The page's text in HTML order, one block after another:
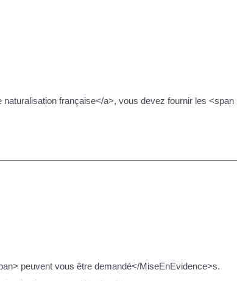
française</a>, vous devez fournir les <span
peuvent vous être demandé</MiseEnEvidence>s.